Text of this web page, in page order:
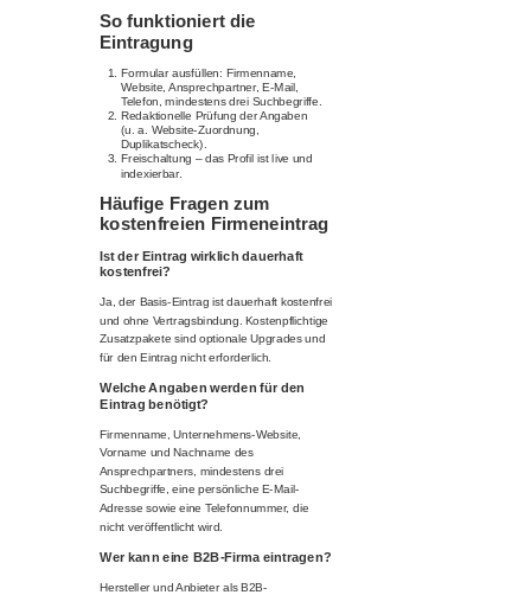
So funktioniert die
Eintragung
Formular ausfüllen: Firmenname,
Website, Ansprechpartner, E-Mail,
Telefon, mindestens drei Suchbegriffe.
Redaktionelle Prüfung der Angaben
(u. a. Website-Zuordnung,
Duplikatscheck).
Freischaltung – das Profil ist live und
indexierbar.
Häufige Fragen zum
kostenfreien Firmeneintrag
Ist der Eintrag wirklich dauerhaft
kostenfrei?
Ja, der Basis-Eintrag ist dauerhaft kostenfrei
und ohne Vertragsbindung. Kostenpflichtige
Zusatzpakete sind optionale Upgrades und
für den Eintrag nicht erforderlich.
Welche Angaben werden für den
Eintrag benötigt?
Firmenname, Unternehmens-Website,
Vorname und Nachname des
Ansprechpartners, mindestens drei
Suchbegriffe, eine persönliche E-Mail-
Adresse sowie eine Telefonnummer, die
nicht veröffentlicht wird.
Wer kann eine B2B-Firma eintragen?
Hersteller und Anbieter als B2B-